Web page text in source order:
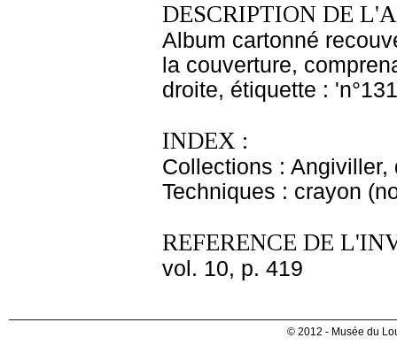
DESCRIPTION DE
Album cartonné
la couverture,
droite, étiquette :
INDEX :
Collections : Angiviller,
Techniques : crayon
REFERENCE DE
vol. 10, p. 419
© 2012 - Musée du